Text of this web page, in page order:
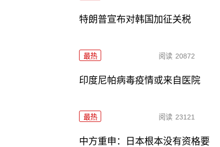
特朗普宣布对韩国加征关税
最热 阅读 20872
印度尼帕病毒疫情或来自医院
最热 阅读 23121
中方重申：日本根本没有资格要